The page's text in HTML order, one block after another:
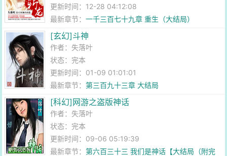
更新时间：12-28 04:12:08
最新章节：一千三百七十九章 重生（大结局）
[玄幻]斗神
作者：失落叶
状态：完本
更新时间：01-09 01:01:01
最新章节：第三百九十三章 大结局
[科幻]网游之盗版神话
作者：失落叶
状态：完本
更新时间：09-06 05:19:39
最新章节：第六百三十三 我们是神话【大结局（附完